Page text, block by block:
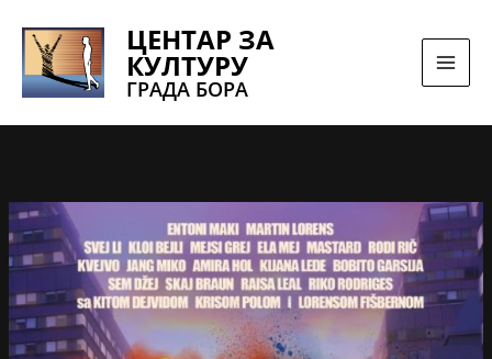
sadržaj
ЦЕНТАР ЗА
КУЛТУРУ
ГРАДА БОРА